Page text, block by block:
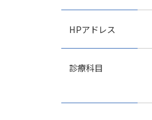
HPアドレス
診療科目